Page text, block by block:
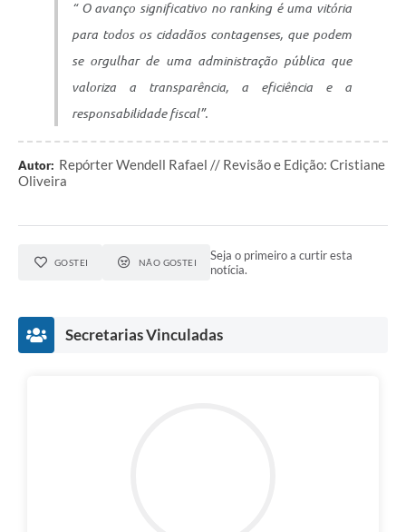
“ O avanço significativo no ranking é uma vitória
para todos os cidadãos contagenses, que podem
se orgulhar de uma administração pública que
valoriza a transparência, a eficiência e a
responsabilidade fiscal”.
Autor: Repórter Wendell Rafael // Revisão e Edição: Cristiane
Oliveira
GOSTEI NÃO GOSTEI
Seja o primeiro a curtir esta
notícia.
Secretarias Vinculadas